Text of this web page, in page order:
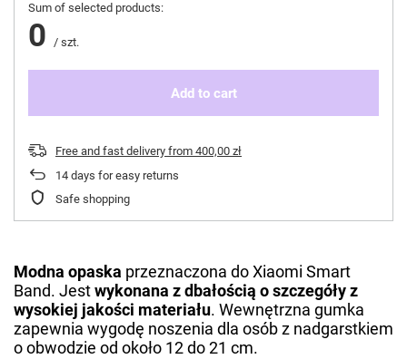
Sum of selected products:
0 / szt.
Add to cart
Free and fast delivery from 400,00 zł
14 days for easy returns
Safe shopping
Modna opaska przeznaczona do Xiaomi Smart
Band. Jestwykonana z dbałością o szczegóły z
wysokiej jakości materiału. Wewnętrzna gumka
zapewnia wygodę noszenia dla osób z nadgarstkiem
o obwodzie od około 12 do 21 cm.